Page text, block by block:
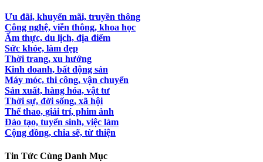
Ưu đãi, khuyến mãi, truyền thông
Công nghệ, viễn thông, khoa học
Ẩm thực, du lịch, địa điểm
Sức khỏe, làm đẹp
Thời trang, xu hướng
Kinh doanh, bất động sản
Máy móc, thi công, vận chuyển
Sản xuất, hàng hóa, vật tư
Thời sự, đời sống, xã hội
Thể thao, giải trí, phim ảnh
Đào tạo, tuyển sinh, việc làm
Cộng đồng, chia sẽ, từ thiện
Tin Tức Cùng Danh Mục